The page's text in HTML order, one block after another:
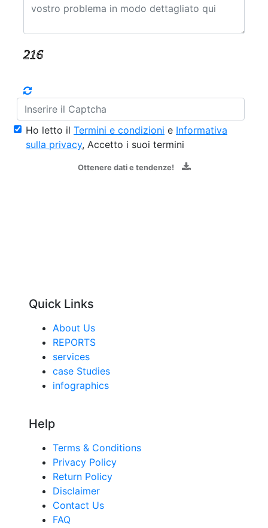
Ho letto il Termini e condizioni e Informativa
sulla privacy, Accetto i suoi termini
Ottenere dati e tendenze!
Quick Links
About Us
REPORTS
services
case Studies
infographics
Help
Terms & Conditions
Privacy Policy
Return Policy
Disclaimer
Contact Us
FAQ